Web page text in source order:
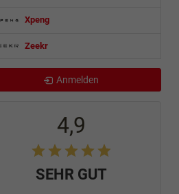
Xpeng
Zeekr
Anmelden
4,9
SEHR GUT